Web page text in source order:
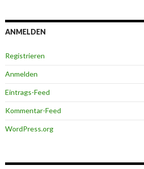
ANMELDEN
Registrieren
Anmelden
Eintrags-Feed
Kommentar-Feed
WordPress.org